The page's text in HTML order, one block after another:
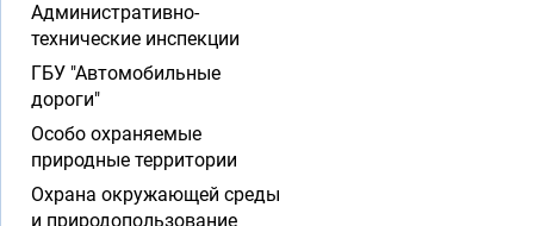
Административно-
технические инспекции
ГБУ "Автомобильные
дороги"
Особо охраняемые
природные территории
Охрана окружающей среды
и природопользование